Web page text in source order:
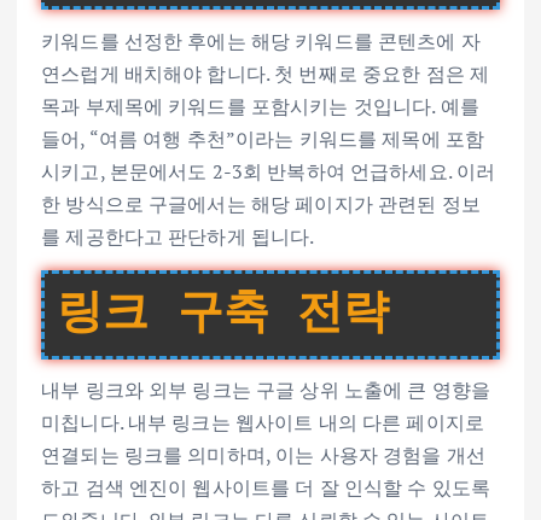
키워드를 선정한 후에는 해당 키워드를 콘텐츠에 자
연스럽게 배치해야 합니다. 첫 번째로 중요한 점은 제
목과 부제목에 키워드를 포함시키는 것입니다. 예를
들어, “여름 여행 추천”이라는 키워드를 제목에 포함
시키고, 본문에서도 2-3회 반복하여 언급하세요. 이러
한 방식으로 구글에서는 해당 페이지가 관련된 정보
를 제공한다고 판단하게 됩니다.
링크 구축 전략
내부 링크와 외부 링크는 구글 상위 노출에 큰 영향을
미칩니다. 내부 링크는 웹사이트 내의 다른 페이지로
연결되는 링크를 의미하며, 이는 사용자 경험을 개선
하고 검색 엔진이 웹사이트를 더 잘 인식할 수 있도록